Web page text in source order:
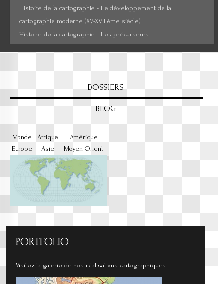
Histoire de la cartographie - Le développement de la
cartographie moderne (XV-XVIIIème siècle)
Histoire de la cartographie - Les précurseurs
DOSSIERS
BLOG
Monde
Europe
Afrique
Asie
Amérique
Moyen-Orient
PORTFOLIO
Visitez la galerie de nos réalisations cartographiques